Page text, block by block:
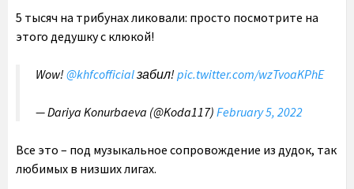
5 тысяч на трибунах ликовали: просто посмотрите на
этого дедушку с клюкой!
Wow! @khfcofficialзабил! pic.twitter.com/wzTvoaKPhE
— Dariya Konurbaeva (@Koda117) February 5, 2022
Все это – под музыкальное сопровождение из дудок, так
любимых в низших лигах.